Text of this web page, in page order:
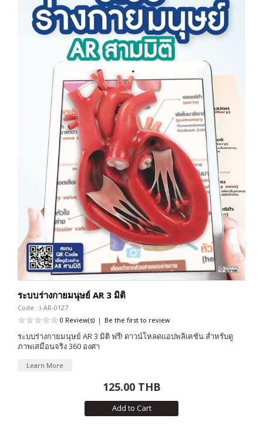
ระบบร่างกายมนุษย์ AR 3 มิติ
Code : I-AR-0127
0 Review(s) | Be the first to review
ระบบร่างกายมนุษย์ AR 3 มิติ ฟรี! ดาวน์โหลดแอปพลิเคชัน สำหรับดู
ภาพเสมือนจริง 360 องศา
Learn More
125.00 THB
Add to Cart